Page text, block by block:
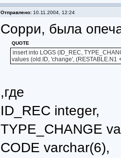
Отправлено:10.11.2004, 12:24
Сорри, была
QUOTE
insert into LOGS (ID_REC,
values (old.ID, 'change', (RESTABLE.N1
,где
ID_REC integer,
TYPE_CHANGE
CODE varchar(6),